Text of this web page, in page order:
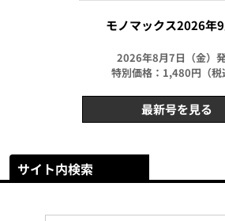
モノマックス2026年
2026年8月7日（金）
特別価格：1,480円（税
最新号を見る
サイト内検索